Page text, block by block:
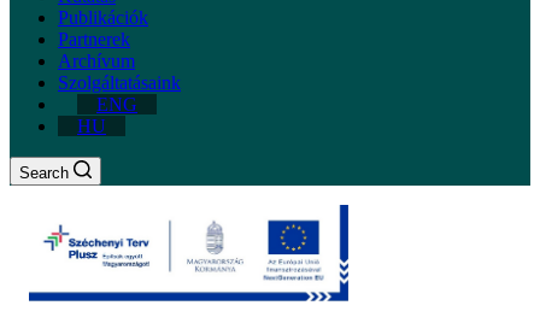
Publikációk
Partnerek
Archívum
Szolgáltatásaink
ENG
HU
Search